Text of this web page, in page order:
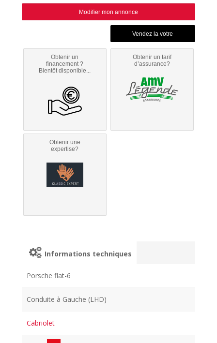
Modifier mon annonce
Obtenir un
financement ?
Bientôt disponible...
Obtenir un tarif
d’assurance?
Obtenir une
expertise?
Informations techniques
Porsche flat-6
Conduite à Gauche (LHD)
Cabriolet